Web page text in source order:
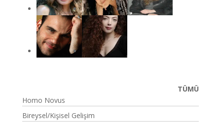
TÜMÜ
Homo Novus
Bireysel/Kişisel Gelişim